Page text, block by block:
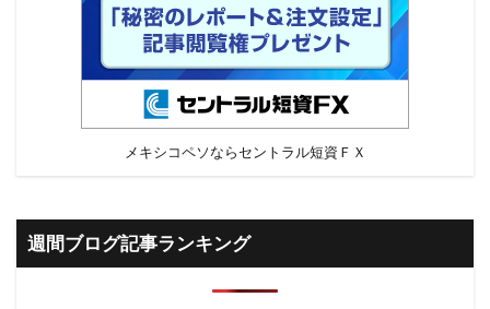
メキシコペソならセントラル短資ＦＸ
週間ブログ記事ランキング